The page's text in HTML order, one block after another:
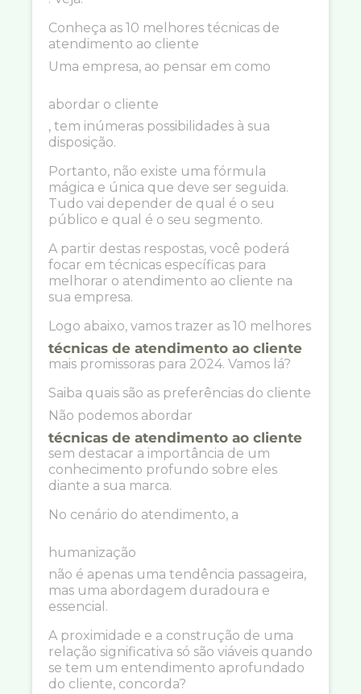
Conheça as 10 melhores técnicas de
atendimento ao cliente
Uma empresa, ao pensar em como
abordar o cliente
, tem inúmeras possibilidades à sua
disposição.
Portanto, não existe uma fórmula
mágica e única que deve ser seguida.
Tudo vai depender de qual é o seu
público e qual é o seu segmento.
A partir destas respostas, você poderá
focar em técnicas específicas para
melhorar o atendimento ao cliente na
sua empresa.
Logo abaixo, vamos trazer as 10 melhores
técnicas de atendimento ao cliente
mais promissoras para 2024. Vamos lá?
Saiba quais são as preferências do cliente
Não podemos abordar
técnicas de atendimento ao cliente
sem destacar a importância de um
conhecimento profundo sobre eles
diante a sua marca.
No cenário do atendimento, a
humanização
não é apenas uma tendência passageira,
mas uma abordagem duradoura e
essencial.
A proximidade e a construção de uma
relação significativa só são viáveis quando
se tem um entendimento aprofundado
do cliente, concorda?